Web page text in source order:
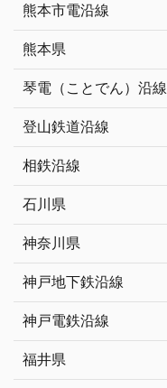
熊本市電沿線
熊本県
琴電（ことでん）沿線
登山鉄道沿線
相鉄沿線
石川県
神奈川県
神戸地下鉄沿線
神戸電鉄沿線
福井県